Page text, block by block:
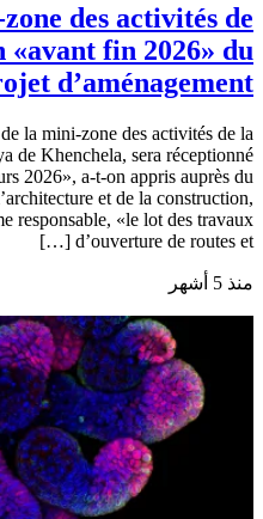
des activités de
fin 2026» du
d’aménagement
la mini-zone des activités de la
de Khenchela, sera réceptionné
2026», a-t-on appris auprès du
et de la construction,
responsable, «le lot des travaux
d’ouverture de routes et […]
منذ 5 أشهر